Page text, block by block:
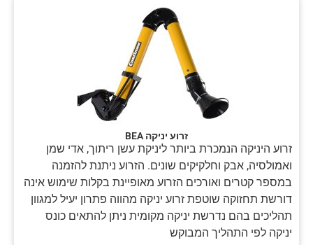
זרוע יניקה BEA
זרוע היניקה הנמכרת ביותר ליניקת עשן ריתוך, אדי שמן
ואמולסיה, אבק וחלקיקים שונים. הזרוע ניתנת להזמנה
במספר קטרים ואורכים הזרוע מאופיינת בקלות שימוש אינה
דורשת תחזוקה שוטפת זרוע יניקה מהווה פתרון יעיל למגוון
תהליכים בהם נדרשת יניקה מקומית ניתן להתאים כונס
יניקה לפי התהליך המבוקש